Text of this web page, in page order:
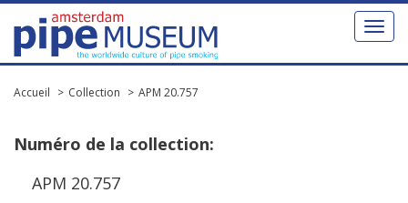
Toggle
Accueil Collection APM 20.757
Numéro de la collection:
APM 20.757